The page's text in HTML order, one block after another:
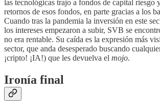
las tecnológicas trajo a fondos de capital riesgo
retornos de esos fondos, en parte gracias a los
Cuando tras la pandemia la inversión en este
los intereses empezaron a subir, SVB se
no era rentable. Su caída es la expresión más
sector, que anda desesperado buscando
¡cripto! ¡IA!) que les devuelva el mojo.
Ironía final